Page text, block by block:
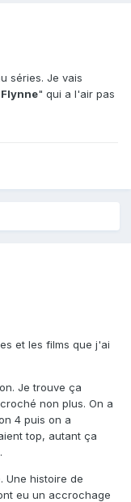
séries. Je vais
" qui a l'air pas
et les films que j'ai
Je trouve ça
non plus. On a
4 puis on a
top, autant ça
Une histoire de
eu un accrochage